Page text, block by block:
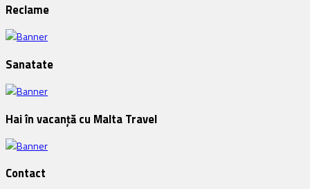
Reclame
Sanatate
Hai în vacanță cu Malta Travel
Contact